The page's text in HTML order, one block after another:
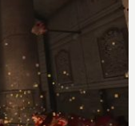
que
au paysage